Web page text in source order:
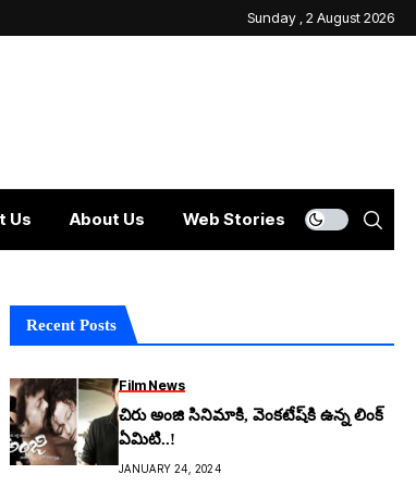
Sunday , 2 August 2026
Us About Us Web Stories
Recent Posts
Film News
చిరు అంజి సినిమాకి, వెంకటేష్‌కి ఉన్న లింక్
ఏమిటి..!
JANUARY 24, 2024